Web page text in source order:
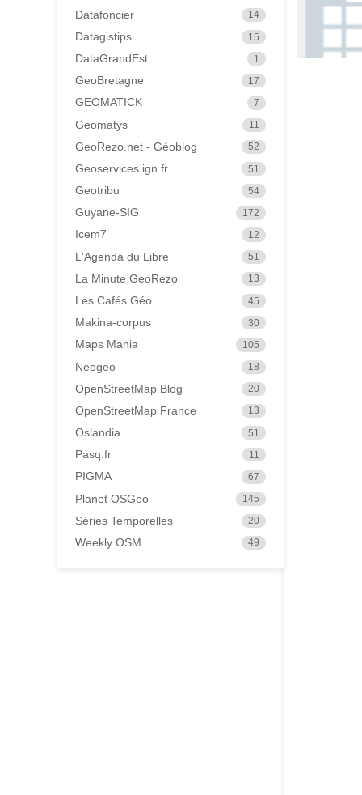
Datafoncier 14
Datagistips 15
DataGrandEst 1
GeoBretagne 17
GEOMATICK 7
Geomatys 11
GeoRezo.net - Géoblog 52
Geoservices.ign.fr 51
Geotribu 54
Guyane-SIG 172
Icem7 12
L'Agenda du Libre 51
La Minute GeoRezo 13
Les Cafés Géo 45
Makina-corpus 30
Maps Mania 105
Neogeo 18
OpenStreetMap Blog 20
OpenStreetMap France 13
Oslandia 51
Pasq.fr 11
PIGMA 67
Planet OSGeo 145
Séries Temporelles 20
Weekly OSM 49